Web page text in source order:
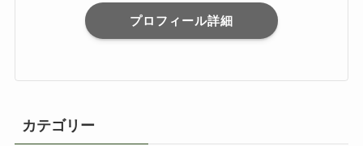
プロフィール詳細
カテゴリー